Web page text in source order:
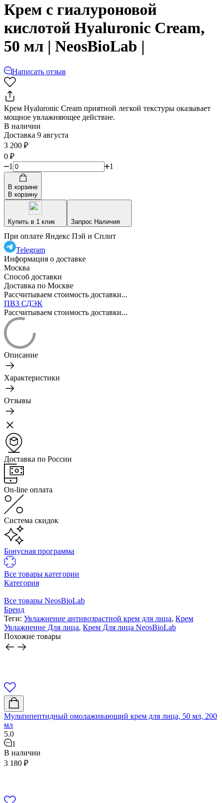
Крем с гиалуроновой
кислотой Hyaluronic Сream,
50 мл | NeosBioLab |
Написать отзыв
Крем Hyaluronic Сream приятной легкой текстуры оказывает
мощное увлажняющее действие.
В наличии
Доставка 9 августа
3 200 ₽
0 ₽
1
1
В корзине
В корзину
Купить в 1 клик Запрос Наличия
При оплате Яндекс Пэй и Сплит
Telegram
Информация о доставке
Москва
Способ доставки
Доставка по Москве
Рассчитываем стоимость доставки...
ПВЗ СДЭК
Рассчитываем стоимость доставки...
Описание
Характеристики
Отзывы
Доставка по России
On-line оплата
Система скидок
Бонусная программа
Все товары категории
Категория
Все товары NeosBioLab
Бренд
Теги: Увлажнение антивозрастной крем для лица, Крем
Увлажнение Для лица, Крем Для лица NeosBioLab
Похожие товары
Мультипептидный омолаживающий крем для лица, 50 мл, 200
мл
5.0
1
В наличии
3 180 ₽